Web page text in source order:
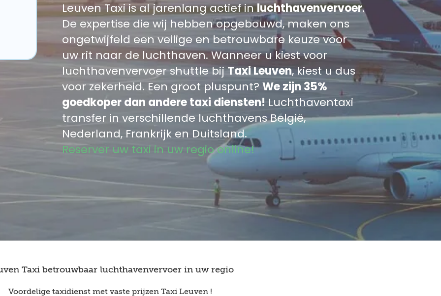
Leuven Taxi is al jarenlang actief inluchthavenvervoer.
De expertise die wij hebben opgebouwd, maken ons
ongetwijfeld een veilige en betrouwbare keuze voor
uw rit naar de luchthaven. Wanneer u kiest voor
luchthavenvervoer shuttle bijTaxi Leuven, kiest u dus
voor zekerheid. Een groot pluspunt?We zijn 35%
goedkoper dan andere taxi diensten! Luchthaventaxi
transfer in verschillende luchthavens België,
Nederland, Frankrijk en Duitsland.
Reserver uw taxi in uw regio online!
Taxi betrouwbaar luchthavenvervoer in uw regio
Voordelige taxidienst met vaste prijzen Taxi Leuven !